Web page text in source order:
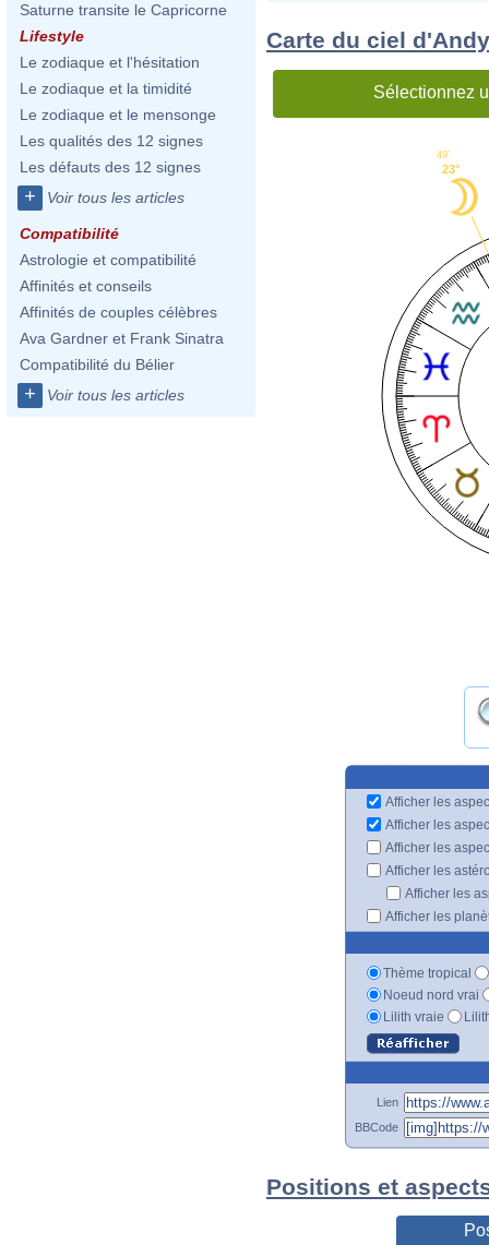
Saturne transite le Capricorne
Lifestyle
Le zodiaque et l'hésitation
Le zodiaque et la timidité
Le zodiaque et le mensonge
Les qualités des 12 signes
Les défauts des 12 signes
+ Voir tous les articles
Compatibilité
Astrologie et compatibilité
Affinités et conseils
Affinités de couples célèbres
Ava Gardner et Frank Sinatra
Compatibilité du Bélier
+ Voir tous les articles
Carte du ciel
Sélectionnez
23°
49'
Afficher les
Afficher les
Afficher les
Afficher les
Afficher les
Afficher les
Thème tropical
Noeud nord vrai
Lilith vraie
Lien
BBCode
Positions et